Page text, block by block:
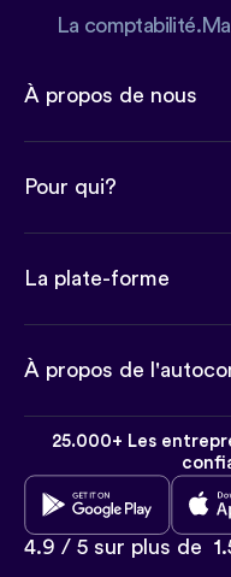
La
À propos de nous
Pour qui?
La plate-forme
À propos de
25.000+ Les
4.9 / 5 sur plus de